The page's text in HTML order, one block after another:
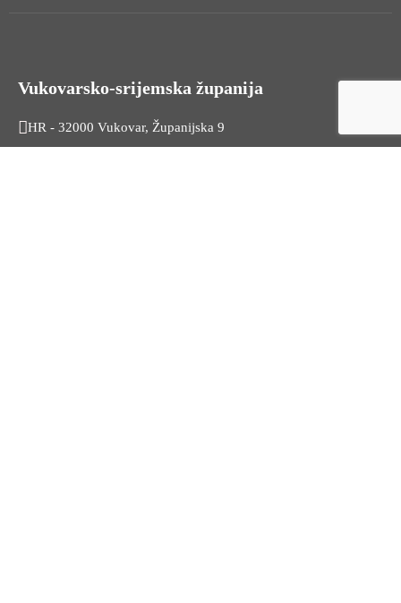
Vukovarsko-srijemska županija
HR - 32000 Vukovar, Županijska 9